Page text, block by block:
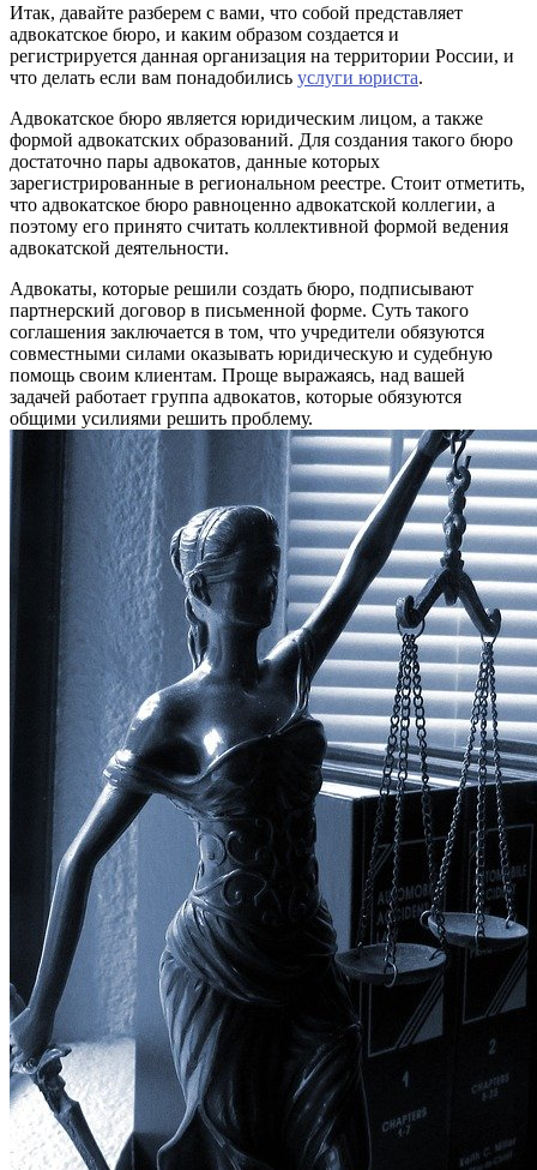
Итак, давайте разберем с вами, что собой представляет
адвокатское бюро, и каким образом создается и
регистрируется данная организация на территории России, и
что делать если вам понадобились услуги юриста.
Адвокатское бюро является юридическим лицом, а также
формой адвокатских образований. Для создания такого бюро
достаточно пары адвокатов, данные которых
зарегистрированные в региональном реестре. Стоит отметить,
что адвокатское бюро равноценно адвокатской коллегии, а
поэтому его принято считать коллективной формой ведения
адвокатской деятельности.
Адвокаты, которые решили создать бюро, подписывают
партнерский договор в письменной форме. Суть такого
соглашения заключается в том, что учредители обязуются
совместными силами оказывать юридическую и судебную
помощь своим клиентам. Проще выражаясь, над вашей
задачей работает группа адвокатов, которые обязуются
общими усилиями решить проблему.